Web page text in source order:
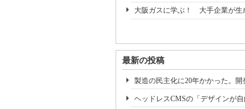
大阪ガスに学ぶ！ 大手企業が生
最新の投稿
製造の民主化に20年かかった。開
ヘッドレスCMSの「デザインが